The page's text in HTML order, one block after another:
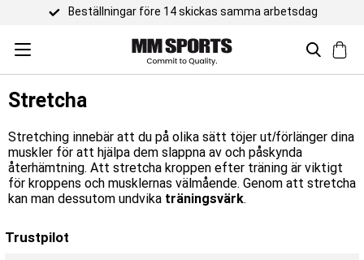
Beställningar före 14 skickas samma arbetsdag
Stretcha
Stretching innebär att du på olika sätt töjer ut/förlänger dina
muskler för att hjälpa dem slappna av och påskynda
återhämtning. Att stretcha kroppen efter träning är viktigt
för kroppens och musklernas välmående. Genom att stretcha
kan man dessutom undvika träningsvärk.
Trustpilot